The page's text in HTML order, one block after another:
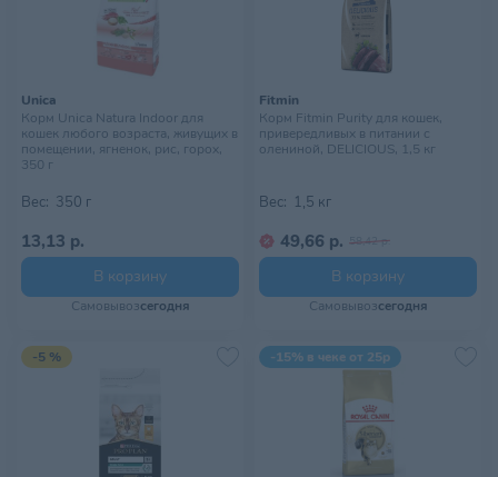
Unica
Корм Unica Natura Indoor для
кошек любого возраста, живущих в
помещении, ягненок, рис, горох,
350 г
Вес: 350 г
13,13 р.
В корзину
Самовывозсегодня
Fitmin
Корм Fitmin Purity для кошек,
привередливых в питании с
олениной, DELICIOUS, 1,5 кг
Вес: 1,5 кг
49,66 р. 58,42 р.
В корзину
Самовывозсегодня
-5 % -15% в чеке от 25р